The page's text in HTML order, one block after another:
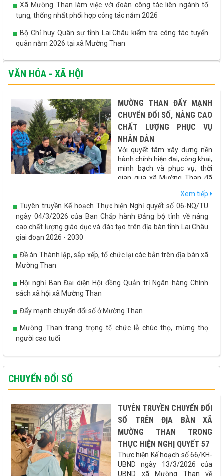
Xã Mường Than làm việc với đoàn công tác liên ngành tố
tụng, thống nhất phối hợp công tác năm 2026
Bộ Chỉ huy Quân sự tỉnh Lai Châu kiểm tra công tác tuyển
quân năm 2026 tại xã Mường Than
VĂN HÓA - XÃ HỘI
MƯỜNG THAN ĐẨY MẠNH
CHUYỂN ĐỔI SỐ, NÂNG CAO
CHẤT LƯỢNG PHỤC VỤ
NHÂN DÂN
Với quyết tâm xây dựng nền
hành chính hiện đại, công khai,
minh bạch và phục vụ, thời
gian qua xã Mường Than đã
mọi hoạt động quản lý, điều hành và giải quyết thủ tục hành
chính. Những kết quả đạt được không chỉ nâng cao hiệu quả hoạt
động của cơ quan nhà nước mà còn tạo thuận lợi cho người dân,
doanh nghiệp, góp phần thúc đẩy phát triển kinh tế - xã hội trên
địa bàn.
Xem tiếp
Tuyên truyền Kế hoạch Thực hiện Nghị quyết số 06-NQ/TU
ngày 04/3/2026 của Ban Chấp hành Đảng bộ tỉnh về nâng
cao chất lượng giáo dục và đào tạo trên địa bàn tỉnh Lai Châu
giai đoạn 2026 - 2030
Đề án Thành lập, sắp xếp, tổ chức lại các bản trên địa bàn xã
Mường Than
Hội nghị Ban Đại diện Hội đồng Quản trị Ngân hàng Chính
sách xã hội xã Mường Than
Đẩy mạnh chuyển đổi số ở Mường Than
Mường Than trang trọng tổ chức lễ chúc thọ, mừng thọ
người cao tuổi
Tết Tây Bắc - ấm áp tình yêu thương
CHUYỂN ĐỔI SỐ
TUYÊN TRUYỀN CHUYỂN ĐỔI
SỐ TRÊN ĐỊA BÀN XÃ
MƯỜNG THAN TRONG
THỰC HIỆN NGHỊ QUYẾT 57
Thực hiện Kế hoạch số 66/KH-
UBND ngày 13/3/2026 của
UBND xã Mường Than về